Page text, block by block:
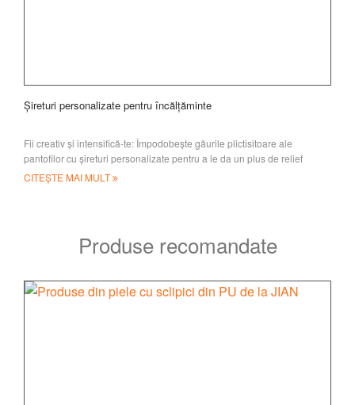
Șireturi personalizate pentru încălțăminte
Fii creativ și intensifică-te: Împodobește găurile plictisitoare ale
pantofilor cu șireturi personalizate pentru a le da un plus de relief
pentru pantofii eleganți; sau
CITEȘTE MAI MULT
Produse recomandate